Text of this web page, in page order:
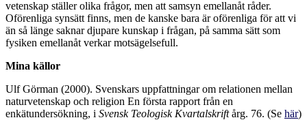
vetenskap ställer olika frågor, men att samsyn emellanåt råder.
Oförenliga synsätt finns, men de kanske bara är oförenliga för att vi
än så länge saknar djupare kunskap i frågan, på samma sätt som
fysiken emellanåt verkar motsägelsefull.
Mina källor
Ulf Görman (2000). Svenskars uppfattningar om relationen mellan
naturvetenskap och religion En första rapport från en
enkätundersökning, i Svensk Teologisk Kvartalskriftårg. 76. (Se här)